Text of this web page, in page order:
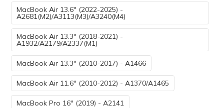
MacBook Air 13.6" (2022-2025) -
A2681(M2)/A3113(M3)/A3240(M4)
MacBook Air 13.3" (2018-2021) -
A1932/A2179/A2337(M1)
MacBook Air 13.3" (2010-2017) - A1466
MacBook Air 11.6" (2010-2012) - A1370/A1465
MacBook Pro 16" (2019) - A2141